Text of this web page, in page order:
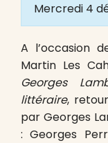
Mercredi 4
A l’occasion
Martin Les
Georges
littéraire,
par Georges
: Georges